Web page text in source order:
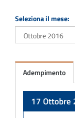
Seleziona il mese:
Adempimento
17 Ottobre